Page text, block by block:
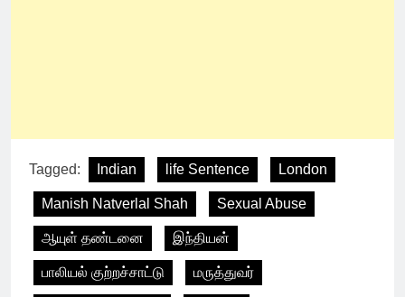
Tagged: Indian life Sentence London
Manish Natverlal Shah Sexual Abuse
ஆயுள் தண்டனை இந்தியன்
பாலியல் குற்றச்சாட்டு மருத்துவர்